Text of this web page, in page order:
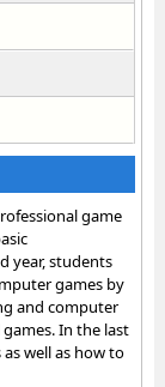
game
year, students
games by
and computer
In the last
well as how to